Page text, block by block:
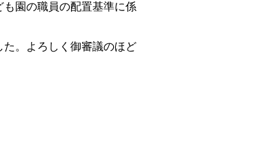
園の職員の配置基準に係
。よろしく御審議のほど